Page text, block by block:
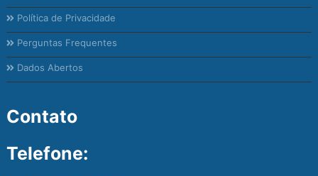
Política de Privacidade
Perguntas Frequentes
Dados Abertos
Contato
Telefone: